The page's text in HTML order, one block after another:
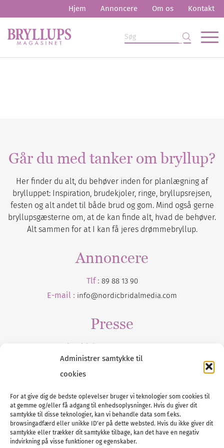
Administrer samtykke til
cookies
For at give dig de bedste oplevelser bruger vi teknologier som cookies til
at gemme og/eller få adgang til enhedsoplysninger. Hvis du giver dit
samtykke til disse teknologier, kan vi behandle data som f.eks.
browsingadfærd eller unikke ID'er på dette websted. Hvis du ikke giver dit
samtykke eller trækker dit samtykke tilbage, kan det have en negativ
indvirkning på visse funktioner og egenskaber.
Hjem Annoncere Om os Kontakt
Går du med tanker om bryllup?
Her finder du alt, du behøver inden for planlægning af
brylluppet: Inspiration, brudekjoler, ringe, bryllupsrejsen,
festen og alt andet til både brud og gom. Mind også gerne
bryllupsgæsterne om, at de kan finde alt, hvad de behøver.
Alt sammen for at I kan få jeres drømmebryllup.
Annoncere
Tlf : 89 88 13 90
E-mail : info@nordicbridalmedia.com
Presse
Tilmeld dig vores
Tel :89 88 13 90
E-post:info@nordicbridalmedia.com
Nordic Bridal Media